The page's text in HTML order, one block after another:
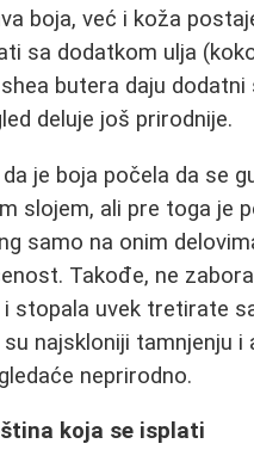
boja, već i koža
sa dodatkom ulja
butera daju dodatni
deluje još prirodnije.
je boja počela da se
slojem, ali pre toga je
samo na onim
Takođe, ne
i stopala uvek tretirate
najskloniji tamnjenju i
neprirodno.
koja se isplati